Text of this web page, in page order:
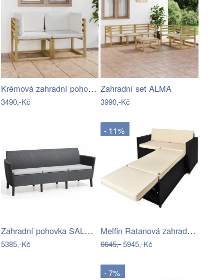
Krémová zahradní pohovka MAJKEN
3490,-Kč
Zahradní set ALMA
3990,-Kč
Zahradní pohovka SALEMO 3 Allibert
5385,-Kč
- 11%
Melfin Ratanová zahradní sestava VENDY…
6645,-5945,-Kč
- 7%